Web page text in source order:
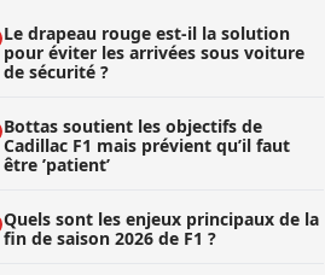
Le drapeau rouge est-il la solution
pour éviter les arrivées sous voiture
de sécurité ?
Bottas soutient les objectifs de
Cadillac F1 mais prévient qu’il faut
être ’patient’
Quels sont les enjeux principaux de la
fin de saison 2026 de F1 ?